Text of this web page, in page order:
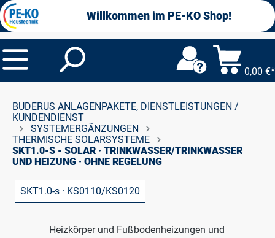
springen Willkommen im PE-KO Shop!
0,00 €*
BUDERUS ANLAGENPAKETE, DIENSTLEISTUNGEN /
KUNDENDIENST
SYSTEMERGÄNZUNGEN
THERMISCHE SOLARSYSTEME
SKT1.0-S - SOLAR · TRINKWASSER/TRINKWASSER
UND HEIZUNG · OHNE REGELUNG
SKT1.0-s · KS0110/KS0120
Heizkörper und Fußbodenheizungen und